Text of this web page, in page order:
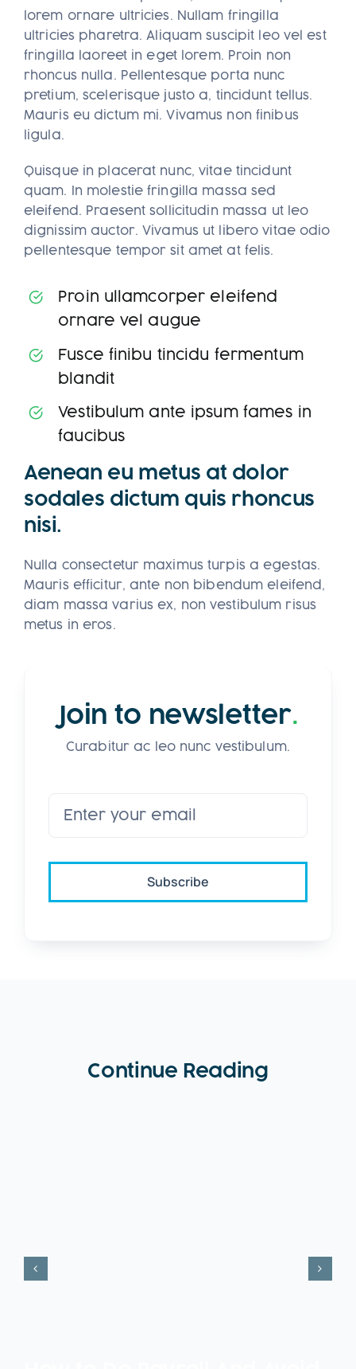
lorem ornare ultricies. Nullam fringilla
ultricies pharetra. Aliquam suscipit leo vel est
fringilla laoreet in eget lorem. Proin non
rhoncus nulla. Pellentesque porta nunc
pretium, scelerisque justo a, tincidunt tellus.
Mauris eu dictum mi. Vivamus non finibus
ligula.
Quisque in placerat nunc, vitae tincidunt
quam. In molestie fringilla massa sed
eleifend. Praesent sollicitudin massa ut leo
dignissim auctor. Vivamus ut libero vitae odio
pellentesque tempor sit amet at felis.
Proin ullamcorper eleifend
ornare vel augue
Fusce finibu tincidu fermentum
blandit
Vestibulum ante ipsum fames in
faucibus
Aenean eu metus at dolor
sodales dictum quis rhoncus
nisi.
Nulla consectetur maximus turpis a egestas.
Mauris efficitur, ante non bibendum eleifend,
diam massa varius ex, non vestibulum risus
metus in eros.
Join to newsletter.
Curabitur ac leo nunc vestibulum.
Subscribe
Continue Reading